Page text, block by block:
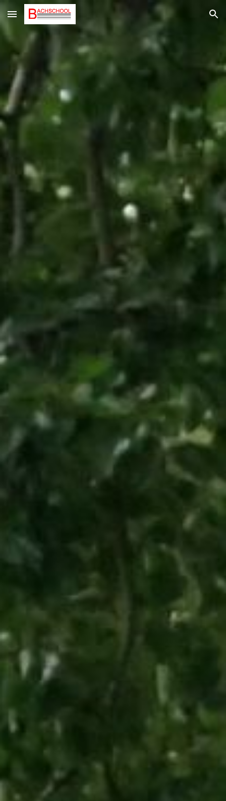
Skip to main content Skip to navigation